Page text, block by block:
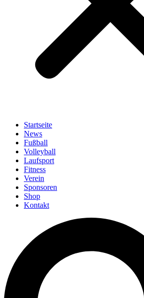
Startseite
News
Fußball
Volleyball
Laufsport
Fitness
Verein
Sponsoren
Shop
Kontakt